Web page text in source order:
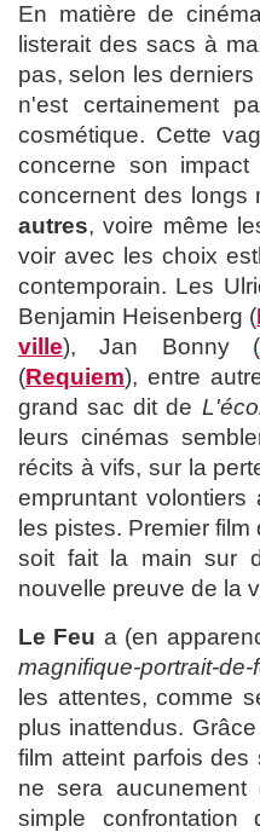
En matière de
listerait des sacs à
pas, selon les
n'est certainement
cosmétique. Cette
concerne son
concernent des longs
autres, voire même
voir avec les choix
contemporain. Les
Benjamin Heisenberg (
ville), Jan Bonny (
(Requiem), entre
grand sac dit de
leurs cinémas
récits à vifs, sur la
empruntant
les pistes. Premier
soit fait la main sur
nouvelle preuve de la
Le Feu a (en
magnifique-portrait-de-
les attentes, comme
plus inattendus.
film atteint parfois
ne sera
simple